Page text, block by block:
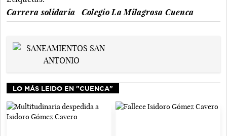
Carrera solidaria
Colegio La Milagrosa Cuenca
LO MÁS LEIDO EN "CUENCA"